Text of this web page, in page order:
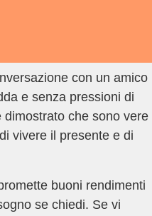
con un amico
e senza pressioni di
che sono vere
vivere il presente e di
buoni rendimenti
se chiedi. Se vi